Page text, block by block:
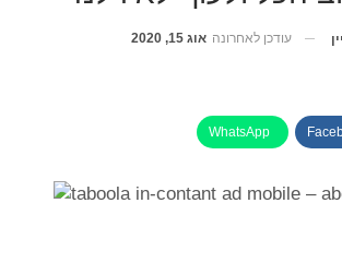
עודכן לאחרונה אוג 15, 2020
WhatsApp